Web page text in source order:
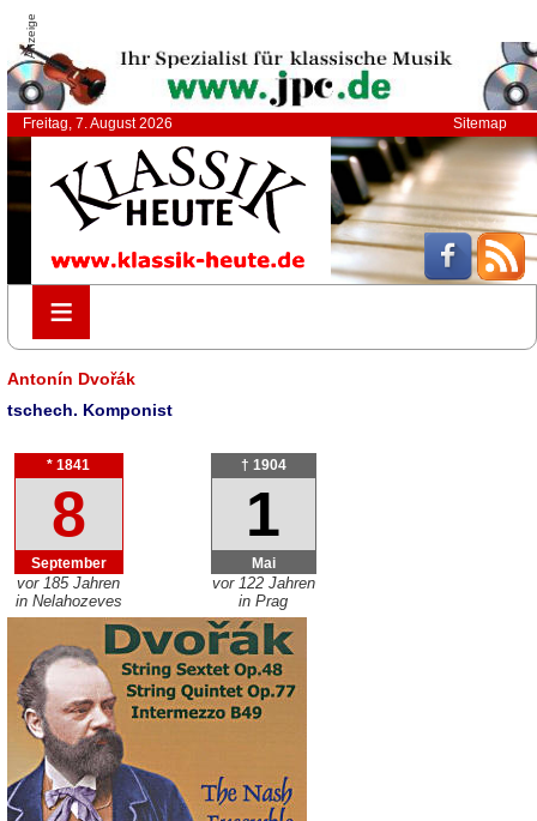
Anzeige
Freitag, 7. August 2026 Sitemap
≡
≡
Antonín Dvořák
tschech. Komponist
* 1841
8
September
vor 185 Jahren
in Nelahozeves
† 1904
1
Mai
vor 122 Jahren
in Prag